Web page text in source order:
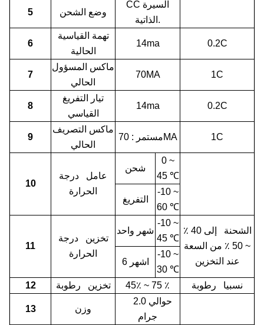
5 وضع الشحن
CC السيرة
الذاتية.
6
تهمة القياسية
الحالية
14ma 0.2C
7
ماكس المسؤول
الحالي
70MA 1C
8
تيار التفريغ
القياسي
14ma 0.2C
9
ماكس التصريف
الحالي
مستمر : 70MA 1C
10
عامل درجة
الحرارة
شحن
0 ~
45℃
التفريغ
-10 ~
60℃
11
تخزين درجة
الحرارة
شهر واحد
-10 ~
45℃
الشحنة إلى 40 ٪
~ 50 ٪ من السعة
عند التخزين
6 اشهر
-10 ~
30℃
12
تخزين رطوبة 45٪ ~ 75 ٪ نسبيا رطوبة
13 وزن
حوالي 2.0
جرام